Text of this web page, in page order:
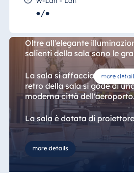
●/●
more
questa moderna sala può
due sezioni di 58 mq e 143
Oltre all'elegante
salienti della sala sono le
La sala si affaccia sulla hall
retro della sala si gode di
moderna città
La sala è dotata di
incorporati ed è perfetta per
pranzo o cene.
more details